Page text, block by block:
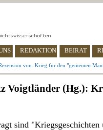
REDAKTION BEIRAT
von: Krieg für den "gemeinen
Voigtländer (Hg.):
sind